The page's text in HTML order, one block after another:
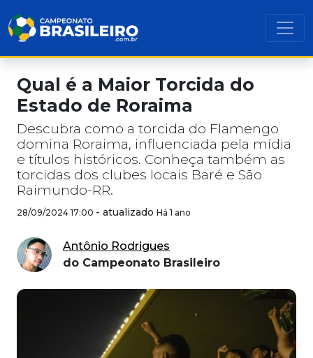
Qual é a Maior Torcida do
Estado de Roraima
Descubra como a torcida do Flamengo
domina Roraima, influenciada pela mídia
e títulos históricos. Conheça também as
torcidas dos clubes locais Baré e São
Raimundo-RR.
28/09/2024 17:00 - atualizado Há 1 ano
Antônio Rodrigues
do Campeonato Brasileiro